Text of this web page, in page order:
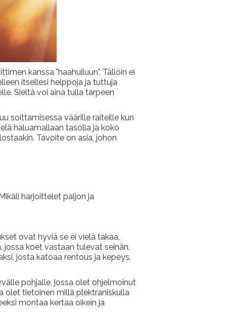
kanssa "haahuiluun". Tällöin ei
itsellesi helppoja ja tuttuja
Sieltä voi aina tulla tarpeen
soittamisessa väärille raiteille kun
haluamallaan tasolla ja koko
Tavoite on asia, johon
harjoittelet paljon ja
ovat hyviä se ei vielä takaa,
koet vastaan tulevat seinän,
josta katoaa rentous ja kepeys.
pohjalle, jossa olet ohjelmoinut
olet tietoinen millä plektraniskulla
montaa kertaa oikein ja